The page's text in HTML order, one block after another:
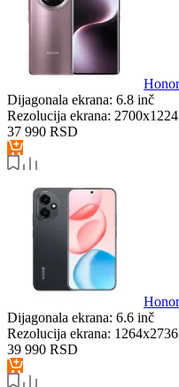
Dijagonala ekrana: 6.8 inč
Rezolucija ekrana: 2700x1224
37 990 RSD
Dijagonala ekrana: 6.6 inč
Rezolucija ekrana: 1264x2736
39 990 RSD